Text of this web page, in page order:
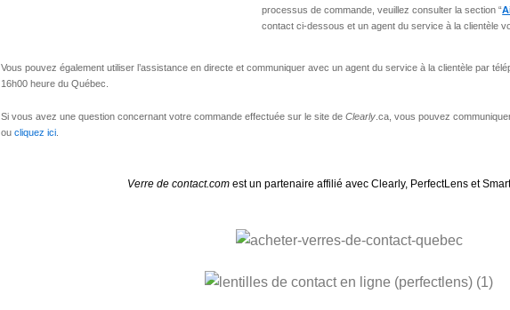
processus de commande, veuillez consulter la section “
contact ci-dessous et un agent du service à la clientèle
Vous pouvez également utiliser l’assistance en directe et communiquer avec un agent du service à la clientèle par
16h00 heure du Québec.
Si vous avez une question concernant votre commande effectuée sur le site de Clearly.ca, vous pouvez
ou cliquez ici.
Verre de contact.com est un partenaire affilié avec Clearly, PerfectLens et